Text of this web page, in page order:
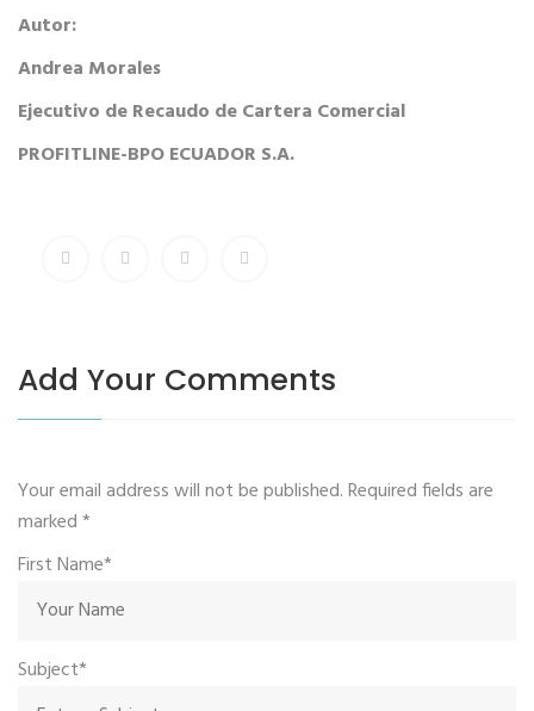
Autor:
Andrea Morales
Ejecutivo de Recaudo de Cartera Comercial
PROFITLINE-BPO ECUADOR S.A.
Add Your Comments
Your email address will not be published. Required fields are
marked*
First Name*
Subject*